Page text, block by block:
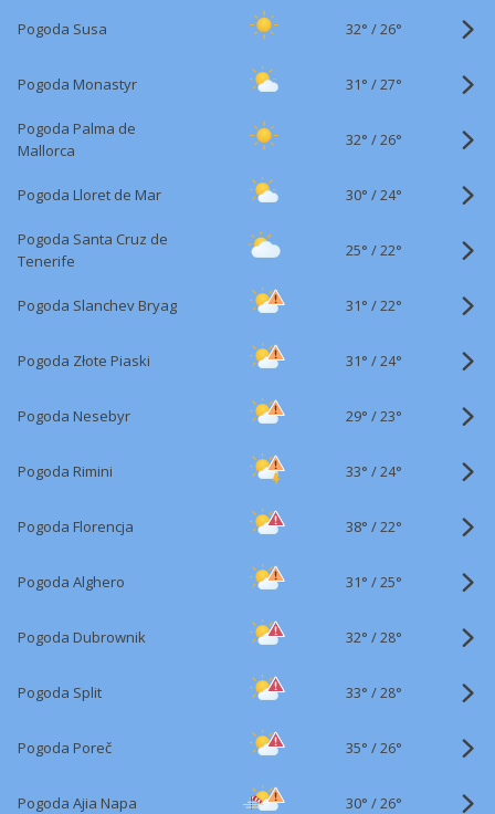
Pogoda Susa 32° /26°
Pogoda Monastyr 31° /27°
Pogoda Palma de
Mallorca
32° /26°
Pogoda Lloret de Mar 30° /24°
Pogoda Santa Cruz de
Tenerife
25° /22°
Pogoda Slanchev Bryag 31° /22°
Pogoda Złote Piaski 31° /24°
Pogoda Nesebyr 29° /23°
Pogoda Rimini 33° /24°
Pogoda Florencja 38° /22°
Pogoda Alghero 31° /25°
Pogoda Dubrownik 32° /28°
Pogoda Split 33° /28°
Pogoda Poreč 35° /26°
Pogoda Ajia Napa 30° /26°